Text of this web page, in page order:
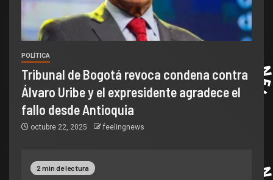
POLÍTICA
Tribunal de Bogotá revoca condena contra
Álvaro Uribe y el expresidente agradece el
fallo desde Antioquia
octubre 22, 2025 feelingnews
2 min de lectura